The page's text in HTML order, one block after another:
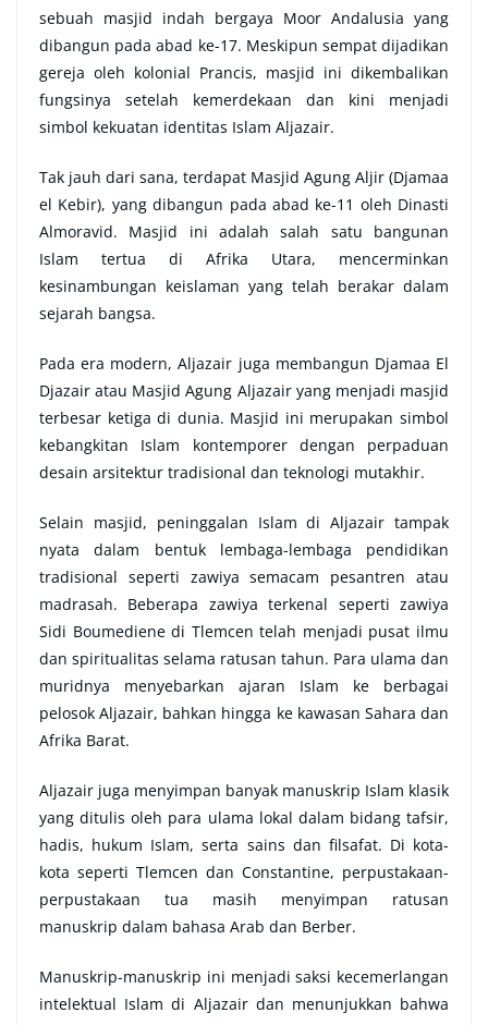
sebuah masjid indah bergaya Moor Andalusia yang
dibangun pada abad ke-17. Meskipun sempat dijadikan
gereja oleh kolonial Prancis, masjid ini dikembalikan
fungsinya setelah kemerdekaan dan kini menjadi
simbol kekuatan identitas Islam Aljazair.
Tak jauh dari sana, terdapat Masjid Agung Aljir (Djamaa
el Kebir), yang dibangun pada abad ke-11 oleh Dinasti
Almoravid. Masjid ini adalah salah satu bangunan
Islam tertua di Afrika Utara, mencerminkan
kesinambungan keislaman yang telah berakar dalam
sejarah bangsa.
Pada era modern, Aljazair juga membangun Djamaa El
Djazair atau Masjid Agung Aljazair yang menjadi masjid
terbesar ketiga di dunia. Masjid ini merupakan simbol
kebangkitan Islam kontemporer dengan perpaduan
desain arsitektur tradisional dan teknologi mutakhir.
Selain masjid, peninggalan Islam di Aljazair tampak
nyata dalam bentuk lembaga-lembaga pendidikan
tradisional seperti zawiya semacam pesantren atau
madrasah. Beberapa zawiya terkenal seperti zawiya
Sidi Boumediene di Tlemcen telah menjadi pusat ilmu
dan spiritualitas selama ratusan tahun. Para ulama dan
muridnya menyebarkan ajaran Islam ke berbagai
pelosok Aljazair, bahkan hingga ke kawasan Sahara dan
Afrika Barat.
Aljazair juga menyimpan banyak manuskrip Islam klasik
yang ditulis oleh para ulama lokal dalam bidang tafsir,
hadis, hukum Islam, serta sains dan filsafat. Di kota-
kota seperti Tlemcen dan Constantine, perpustakaan-
perpustakaan tua masih menyimpan ratusan
manuskrip dalam bahasa Arab dan Berber.
Manuskrip-manuskrip ini menjadi saksi kecemerlangan
intelektual Islam di Aljazair dan menunjukkan bahwa